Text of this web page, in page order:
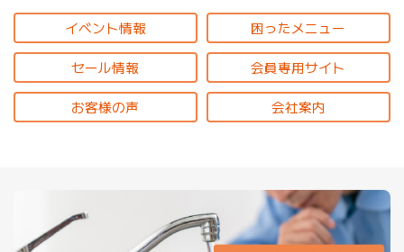
イベント情報 困ったメニュー
セール情報 会員専用サイト
お客様の声 会社案内